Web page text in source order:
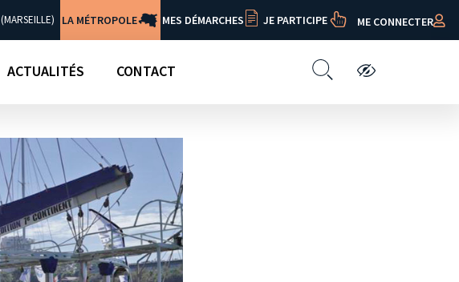
(MARSEILLE) LA MÉTROPOLE MES DÉMARCHES JE PARTICIPE ME CONNECTER
ACTUALITÉS CONTACT